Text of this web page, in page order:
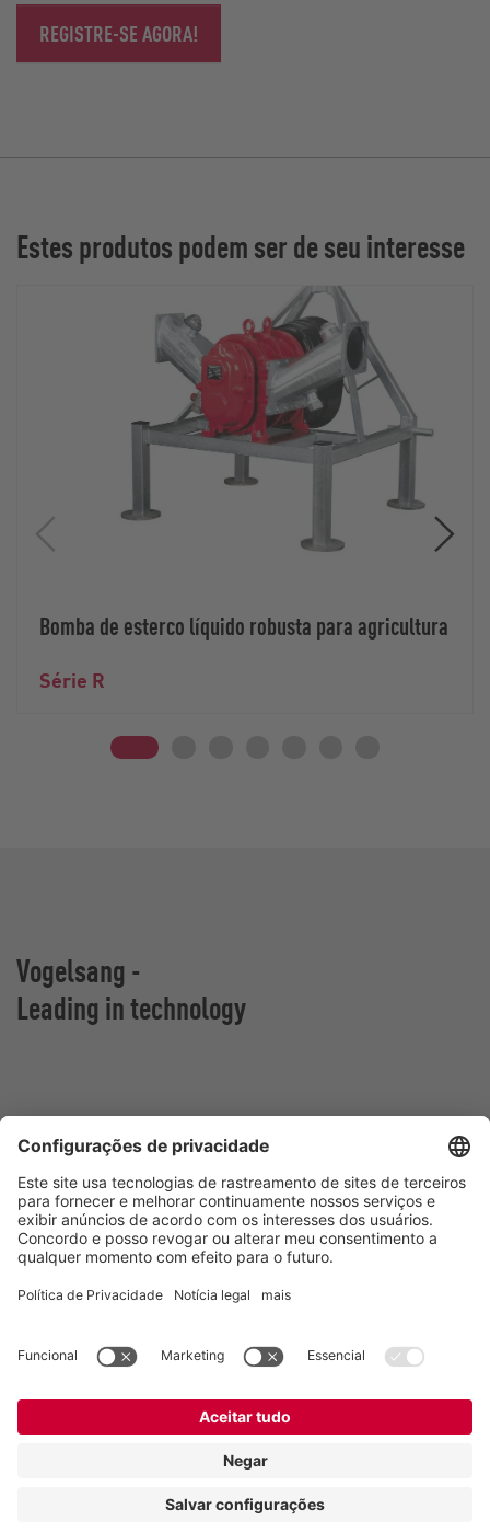
REGISTRE-SE AGORA!
Estes produtos podem ser de seu interesse
Bomba de esterco líquido robusta para agricultura
Série R
Vogelsang -
Leading in technology
Vogelsang Brasil Ltda.
Av. Theodomiro Porto da Fonseca, 3397
São Leopoldo/RS, 93022-715
Brasil
Tel.:+55 51 3600-5555
Declaração de proteção de dados